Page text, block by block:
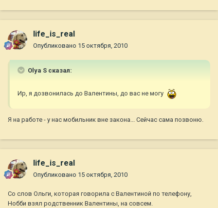
life_is_real
Опубликовано 15 октября, 2010
Olya S сказал:
Ир, я дозвонилась до Валентины, до вас не могу
Я на работе - у нас мобильник вне закона... Сейчас сама позвоню.
life_is_real
Опубликовано 15 октября, 2010
Со слов Ольги, которая говорила с Валентиной по телефону,
Нобби взял родственник Валентины, на совсем.